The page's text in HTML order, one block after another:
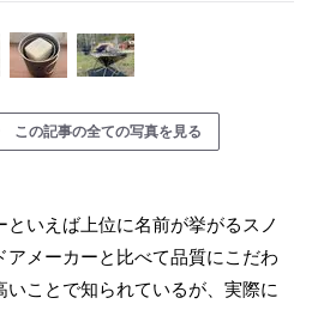
この記事の全ての写真を見る
いえば上位に名前が挙がるスノ
アメーカーと比べて品質にこだわ
いことで知られているが、実際に